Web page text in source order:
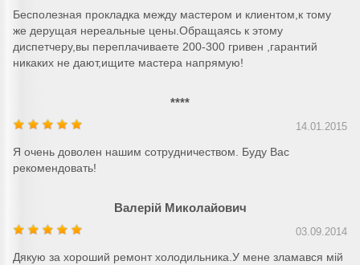
Бесполезная прокладка между мастером и клиентом,к тому
же дерущая нереальные цены.Обращаясь к этому
диспетчеру,вы переплачиваете 200-300 гривен ,гарантий
никаких не дают,ищите мастера напрямую!
****
14.01.2015
Я очень доволен нашим сотрудничеством. Буду Вас
рекомендовать!
Валерій Миколайович
03.09.2014
Дякую за хороший ремонт холодильника.У мене зламався мій